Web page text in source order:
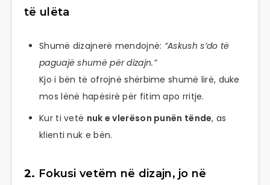
të ulëta
Shumë dizajnerë mendojnë: “Askush s’do të
paguajë shumë për dizajn.”
Kjo i bën të ofrojnë shërbime shumë lirë, duke
mos lënë hapësirë për fitim apo rritje.
Kur ti vetë nuk e vlerëson punën tënde, as
klienti nuk e bën.
2. Fokusi vetëm në dizajn, jo në